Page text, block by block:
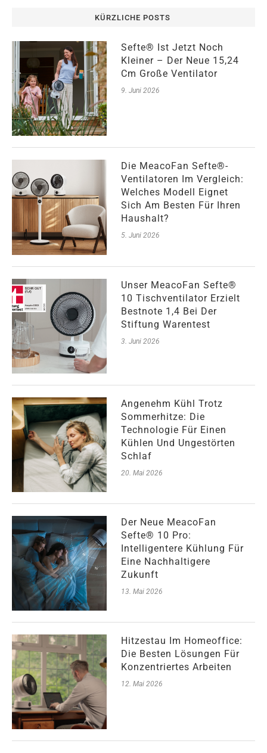
KÜRZLICHE POSTS
Sefte® Ist Jetzt Noch
Kleiner – Der Neue 15,24
Cm Große Ventilator
9. Juni 2026
Die MeacoFan Sefte®-
Ventilatoren Im Vergleich:
Welches Modell Eignet
Sich Am Besten Für Ihren
Haushalt?
5. Juni 2026
Unser MeacoFan Sefte®
10 Tischventilator Erzielt
Bestnote 1,4 Bei Der
Stiftung Warentest
3. Juni 2026
Angenehm Kühl Trotz
Sommerhitze: Die
Technologie Für Einen
Kühlen Und Ungestörten
Schlaf
20. Mai 2026
Der Neue MeacoFan
Sefte® 10 Pro:
Intelligentere Kühlung Für
Eine Nachhaltigere
Zukunft
13. Mai 2026
Hitzestau Im Homeoffice:
Die Besten Lösungen Für
Konzentriertes Arbeiten
12. Mai 2026